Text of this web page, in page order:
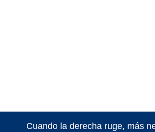
Cuando la derecha ruge, más